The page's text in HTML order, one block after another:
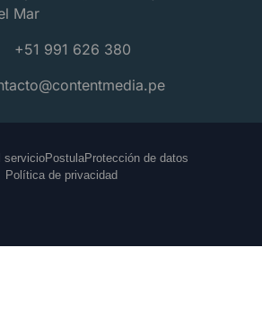
Mar
+51 991 626 380
servicioPostulaProtección de datos
Política de privacidad